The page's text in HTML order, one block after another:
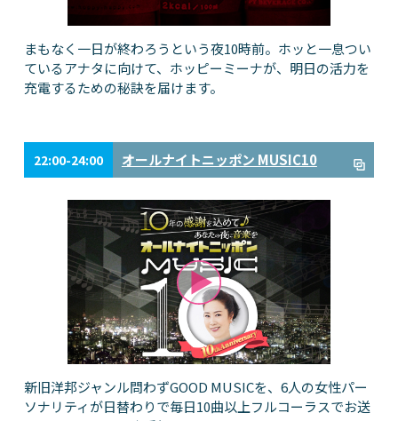
まもなく一日が終わろうという夜10時前。ホッと一息つい
ているアナタに向けて、ホッピーミーナが、明日の活力を
充電するための秘訣を届けます。
22:00-24:00 オールナイトニッポン MUSIC10
新旧洋邦ジャンル問わずGOOD MUSICを、6人の女性パー
ソナリティが日替わりで毎日10曲以上フルコーラスでお送